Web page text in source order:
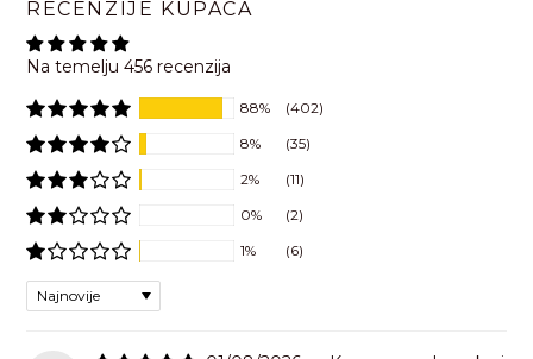
(Carrot) Root Extract, Phenoxyethanol, Tocopheryl Acetate,
Glyceryl Caprylate, Parfum / Fragrance.
proizvodom. Jamstvo povrata novaca unutar 90 dana i
besplatni povrati.
dostave:support@mylapiel.ba
Upiti za saradnje i općeniti upiti:
Broj telefona: +385 91 9012 847
Radno vrijeme korisničke službe:
RECENZIJE KUPACA
Na temelju 456 recenzija
88%
(402)
8%
(35)
2%
(11)
0%
(2)
1%
(6)
Sort by